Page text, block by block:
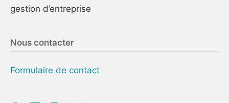
gestion d’entreprise
Nous contacter
Formulaire de contact